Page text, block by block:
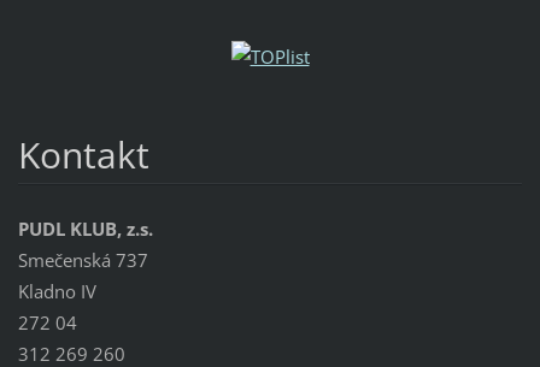
Kontakt
PUDL KLUB, z.s.
Smečenská 737
Kladno IV
272 04
312 269 260